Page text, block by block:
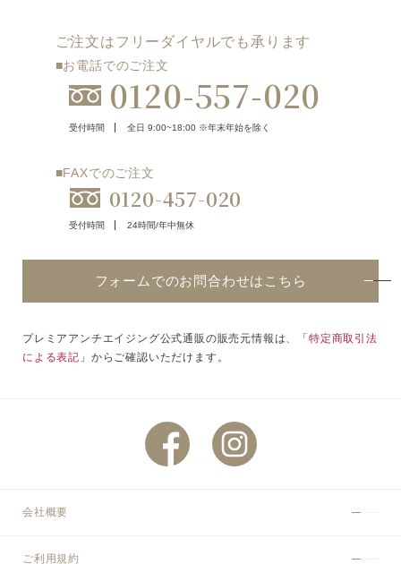
ご注文はフリーダイヤルでも承ります
■お電話でのご注文
0120-557-020
受付時間 全日 9:00~18:00 ※年末年始を除く
■FAXでのご注文
0120-457-020
受付時間 24時間/年中無休
フォームでのお問合わせはこちら
プレミアアンチエイジング公式通販の販売元情報は、「特定商取引法
による表記 」からご確認いただけます。
会社概要
ご利用規約